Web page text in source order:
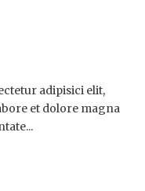
adipisici elit,
et dolore magna